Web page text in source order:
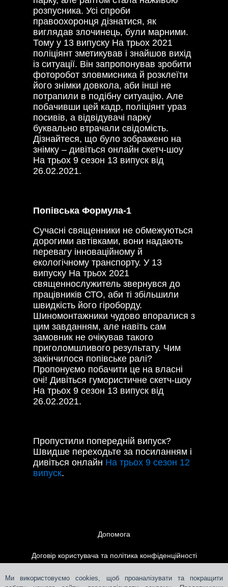
Ми використовуємо cookies, щоб проаналізувати та покращити
розпусника. Усі спроби
правоохоронця дізнатися, як
виглядав злочинець, були марними.
Тому у 13 випуску На трьох 2021
поліціянт зметикував і знайшов вихід
із ситуації. Він запропонував зробити
фоторобот зловмисника й розклеїти
його знімки довкола, аби інші не
потрапили в подібну ситуацію. Але
побачивши цей кадр, поліціянт ураз
посивів, а відвідувачі парку
буквально втрачали свідомість.
Дізнайтеся, що було зображено на
знімку – дивіться онлайн скетч-шоу
На трьох 9 сезон 13 випуск від
26.02.2021.
Попівська Формула-1
Сучасні священники не обмежуються
дорогими автівками, вони надають
перевагу інноваційному й
екологічному транспорту. У 13
випуску На трьох 2021
священнослужитель звернувся до
працівників СТО, аби ті збільшили
швидкість його гіроборду.
Шиномонтажники чудово впоралися з
цим завданням, але навіть сам
замовник не очікував такого
приголомшливого результату. Чим
закінчилося попівське ралі?
Пропонуємо побачити це на власні
очі! Дивіться гумористичне скетч-шоу
На трьох 9 сезон 13 випуск від
26.02.2021.
Пропустили попередній випуск?
Швидше переходьте за посиланням і
дивіться онлайн На трьох 9 сезон 12
випуск.
Допомога
Договір користувача та політика конфіденційності
Контакти